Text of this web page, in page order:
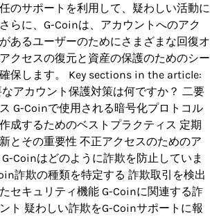
のサポートを利用して、疑わしい活動に
らに、G-Coinは、アカウントへのアク
あるユーザーのためにさまざまな回復オ
クセスの復元と資産の保護のためのシー
保します。 Key sections in the article:
アカウント保護対策は何ですか？ 二要
G-Coinで使用される暗号化プロトコル
成するためのベストプラクティス 定期
とその重要性 不正アクセスのためのア
Coinはどのように詐欺を防止していま
詐欺の種類を特定する 詐欺取引を検出
セキュリティ機能 G-Coinに関連する詐
ト 疑わしい詐欺をG-Coinサポートに報